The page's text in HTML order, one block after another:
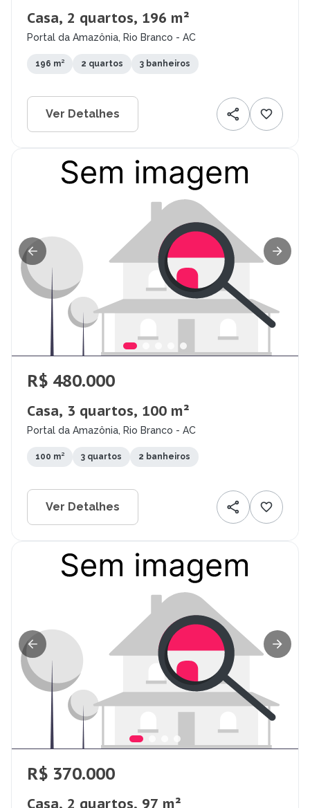
Casa, 2 quartos, 196 m²
Portal da Amazônia, Rio Branco - AC
196 m² 2 quartos 3 banheiros
Ver Detalhes
R$ 480.000
Casa, 3 quartos, 100 m²
Portal da Amazônia, Rio Branco - AC
100 m² 3 quartos 2 banheiros
Ver Detalhes
R$ 370.000
Casa, 2 quartos, 97 m²